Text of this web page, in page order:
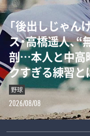
「“0－0信仰”を
ロヴィッチが
者とは？「松橋
ンタビュー】
サッカー
2026/08/08
「後出しじゃん
ス・高橋遥人、
剖…本人と中高
クすぎる練習と
野球
2026/08/08
ダルビッシュ
22年後に浮か
とは？《最強右
の真実》
野球
2026/08/07
「女の子が男装
斎藤佑樹が語
の夏の匂い”「
した」《スペシ
野球
2026/08/06